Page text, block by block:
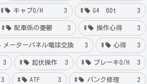
キャブO/H 3 G4 60t 3
配車係の憂鬱 3 操作心得 3
メーターパネル電球交換 3 心得 3
3 起伏操作 3 ブレーキO/H 3
3 ATF 3 パンク修理 2